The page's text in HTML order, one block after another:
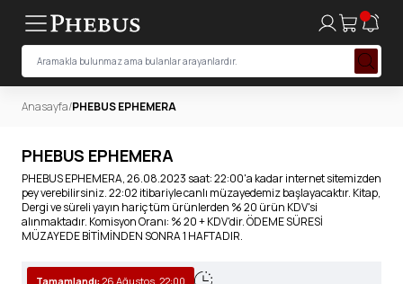
Anasayfa/PHEBUS EPHEMERA
PHEBUS EPHEMERA
PHEBUS EPHEMERA, 26.08.2023 saat: 22:00'a kadar internet sitemizden
pey verebilirsiniz. 22:02 itibariyle canlı müzayedemiz başlayacaktır. Kitap,
Dergi ve süreli yayın hariç tüm ürünlerden % 20 ürün KDV'si
alınmaktadır. Komisyon Oranı: % 20 + KDV'dir. ÖDEME SÜRESİ
MÜZAYEDE BİTİMİNDEN SONRA 1 HAFTADIR.
Tamamlandı:26 Ağustos, 22:00